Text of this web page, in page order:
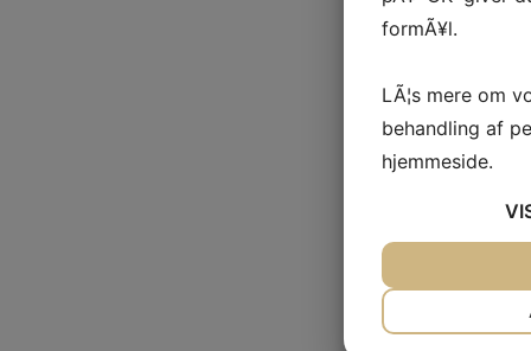
formÃ¥l.
LÃ¦s mere om
behandling af
hjemmeside.